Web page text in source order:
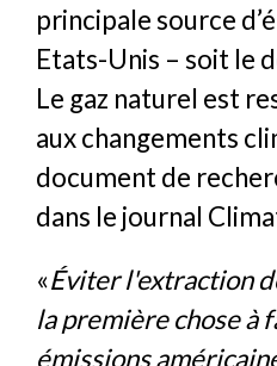
principale source
Etats-Unis – soit le
Le gaz naturel est
aux changements
document de
dans le journal
«Éviter l'extraction
la première chose à
émissions